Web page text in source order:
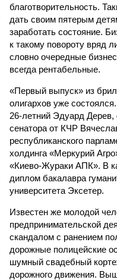
благотворительность.
дать своим пятерым
заработать состояние.
к такому повороту вряд
словно очередные
всегда рентабельные.
«Первый выпуск» из
олигархов уже
26-летний Эдуард Дерев,
сенатора от КЧР
республиканского
холдинга «Меркурий
«Киево-Жураки АПК». В
диплом бакалавра
университета Эксетер.
Известен же молодой
предпринимательской
скандалом с ранением
дорожные полицейские
шумный свадебный
дорожного движения.